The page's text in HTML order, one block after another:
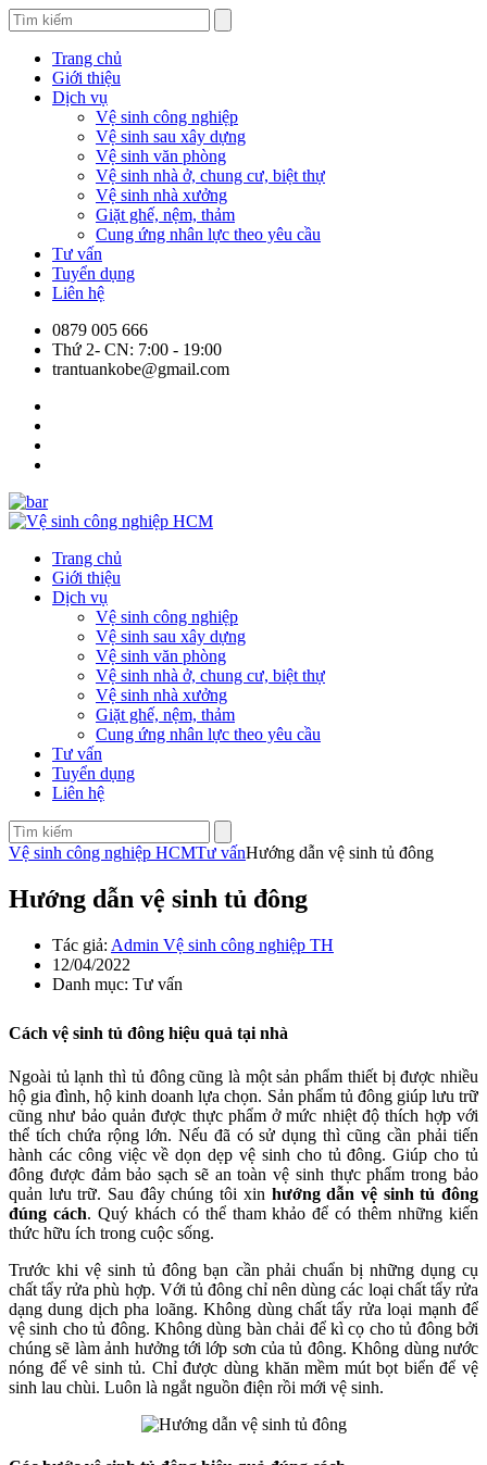
Trang chủ
Giới thiệu
Dịch vụ
Vệ sinh công nghiệp
Vệ sinh sau xây dựng
Vệ sinh văn phòng
Vệ sinh nhà ở, chung cư, biệt thự
Vệ sinh nhà xưởng
Giặt ghế, nệm, thảm
Cung ứng nhân lực theo yêu cầu
Tư vấn
Tuyển dụng
Liên hệ
0879 005 666
Thứ 2- CN: 7:00 - 19:00
trantuankobe@gmail.com
Trang chủ
Giới thiệu
Dịch vụ
Vệ sinh công nghiệp
Vệ sinh sau xây dựng
Vệ sinh văn phòng
Vệ sinh nhà ở, chung cư, biệt thự
Vệ sinh nhà xưởng
Giặt ghế, nệm, thảm
Cung ứng nhân lực theo yêu cầu
Tư vấn
Tuyển dụng
Liên hệ
Vệ sinh công nghiệp HCMTư vấnHướng dẫn vệ sinh tủ đông
Hướng dẫn vệ sinh tủ đông
Tác giả: Admin Vệ sinh công nghiệp TH
12/04/2022
Danh mục: Tư vấn
Cách vệ sinh tủ đông hiệu quả tại nhà
Ngoài tủ lạnh thì tủ đông cũng là một sản phẩm thiết bị được nhiều
hộ gia đình, hộ kinh doanh lựa chọn. Sản phẩm tủ đông giúp lưu trữ
cũng như bảo quản được thực phẩm ở mức nhiệt độ thích hợp với
thể tích chứa rộng lớn. Nếu đã có sử dụng thì cũng cần phải tiến
hành các công việc về dọn dẹp vệ sinh cho tủ đông. Giúp cho tủ
đông được đảm bảo sạch sẽ an toàn vệ sinh thực phẩm trong bảo
quản lưu trữ. Sau đây chúng tôi xin hướng dẫn vệ sinh tủ đông
đúng cách. Quý khách có thể tham khảo để có thêm những kiến
thức hữu ích trong cuộc sống.
Trước khi vệ sinh tủ đông bạn cần phải chuẩn bị những dụng cụ
chất tẩy rửa phù hợp. Với tủ đông chỉ nên dùng các loại chất tẩy rửa
dạng dung dịch pha loãng. Không dùng chất tẩy rửa loại mạnh để
vệ sinh cho tủ đông. Không dùng bàn chải để kì cọ cho tủ đông bởi
chúng sẽ làm ảnh hưởng tới lớp sơn của tủ đông. Không dùng nước
nóng để vê sinh tủ. Chỉ được dùng khăn mềm mút bọt biển để vệ
sinh lau chùi. Luôn là ngắt nguồn điện rồi mới vệ sinh.